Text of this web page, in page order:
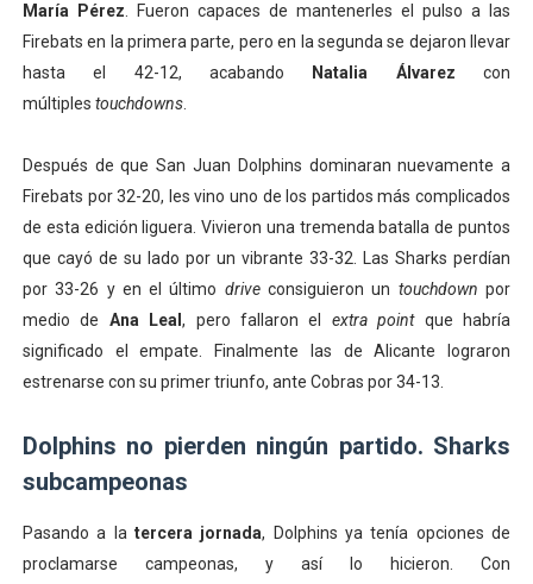
María Pérez . Fueron capaces de mantenerles el pulso a las
Firebats en la primera parte, pero en la segunda se dejaron llevar
hasta el 42-12, acabando
Natalia Álvarezcon
múltiples touchdowns.
Después de que San Juan Dolphins dominaran nuevamente a
Firebats por 32-20, les vino uno de los partidos más complicados
de esta edición liguera. Vivieron una tremenda batalla de puntos
que cayó de su lado por un vibrante 33-32. Las Sharks perdían
por 33-26 y en el último driveconsiguieron un touchdownpor
medio de Ana Leal, pero fallaron el extra point que habría
significado el empate. Finalmente las de Alicante lograron
estrenarse con su primer triunfo, ante Cobras por 34-13.
Dolphins no pierden ningún partido. Sharks
subcampeonas
Pasando a la tercera jornada, Dolphins ya tenía opciones de
proclamarse campeonas, y así lo hicieron. Con